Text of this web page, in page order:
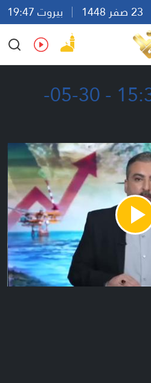
بيروت 19:47
Ar
En Fr Es
نشرة أخبار 15:30 - 30-05-
Play
Video